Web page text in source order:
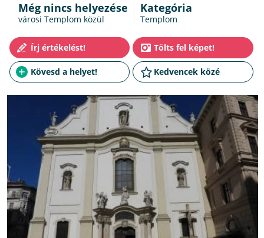
Még nincs helyezése
városi Templom közül
Kategória
Templom